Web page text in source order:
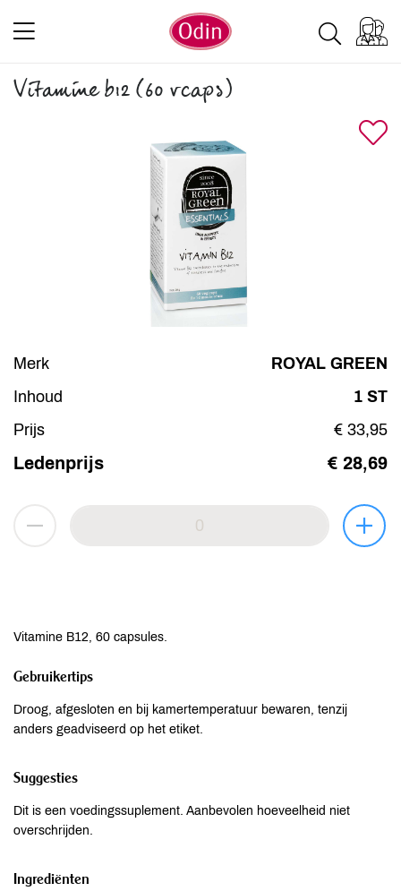
Vitamine b12 (60 vcaps)
Merk
ROYAL GREEN
Inhoud
1 ST
Prijs
€ 33,95
Ledenprijs € 28,69
Vitamine B12, 60 capsules.
Gebruikertips
Droog, afgesloten en bij kamertemperatuur bewaren, tenzij
anders geadviseerd op het etiket.
Suggesties
Dit is een voedingssuplement. Aanbevolen hoeveelheid niet
overschrijden.
Ingrediënten